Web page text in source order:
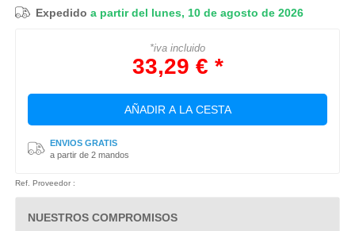
Expedido a partir del lunes, 10 de agosto de 2026
*iva incluido
33,29 € *
AÑADIR A LA CESTA
ENVIOS GRATIS
a partir de 2 mandos
Ref. Proveedor :
NUESTROS COMPROMISOS